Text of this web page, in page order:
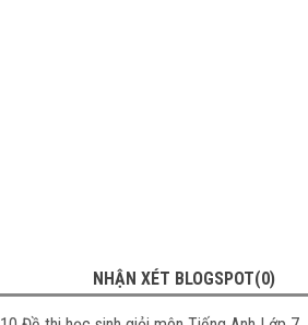
NHẬN XÉT BLOGSPOT(0)